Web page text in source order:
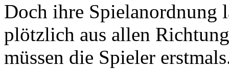
Doch ihre Spielanordnung
plötzlich aus allen
müssen die Spieler